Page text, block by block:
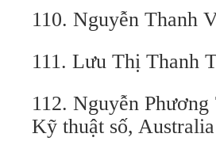
110. Nguyễn Thanh
111. Lưu Thị Thanh
112. Nguyễn
Kỹ thuật số, Australia